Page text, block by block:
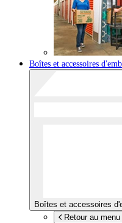
Boîtes et accessoires
Boîtes et accessoires
Retour au